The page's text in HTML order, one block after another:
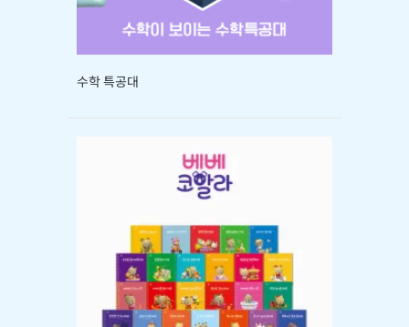
수학 특공대